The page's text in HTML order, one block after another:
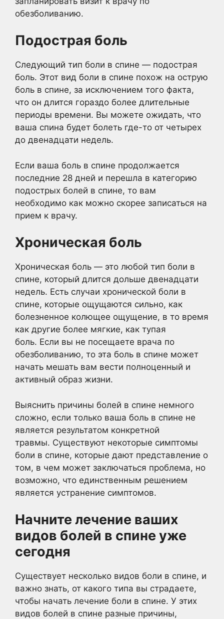
обезболиванию.
Подострая боль
Следующий тип боли в спине — подострая
боль. Этот вид боли в спине похож на острую
боль в спине, за исключением того факта,
что он длится гораздо более длительные
периоды времени. Вы можете ожидать, что
ваша спина будет болеть где-то от четырех
до двенадцати недель.
Если ваша боль в спине продолжается
последние 28 дней и перешла в категорию
подострых болей в спине, то вам
необходимо как можно скорее записаться на
прием к врачу.
Хроническая боль
Хроническая боль — это любой тип боли в
спине, который длится дольше двенадцати
недель. Есть случаи хронической боли в
спине, которые ощущаются сильно, как
болезненное колющее ощущение, в то время
как другие более мягкие, как тупая
боль. Если вы не посещаете врача по
обезболиванию, то эта боль в спине может
начать мешать вам вести полноценный и
активный образ жизни.
Выяснить причины болей в спине немного
сложно, если только ваша боль в спине не
является результатом конкретной
травмы. Существуют некоторые симптомы
боли в спине, которые дают представление о
том, в чем может заключаться проблема, но
возможно, что единственным решением
является устранение симптомов.
Начните лечение ваших
видов болей в спине уже
сегодня
Существует несколько видов боли в спине, и
важно знать, от какого типа вы страдаете,
чтобы начать лечение боли в спине. У этих
видов болей в спине разные причины,